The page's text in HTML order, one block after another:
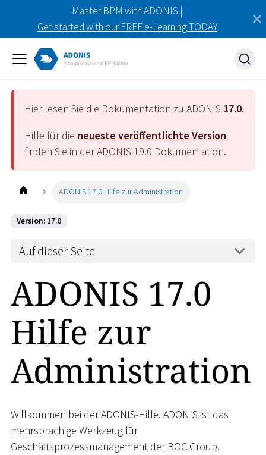
Master BPM with ADONIS |
Get started with our FREE e-Learning TODAY
Hier lesen Sie die Dokumentation zu ADONIS 17.0.
Hilfe für die neueste veröffentlichte Version
finden Sie in der ADONIS 19.0 Dokumentation.
ADONIS 17.0 Hilfe zur Administration
Version: 17.0
Auf dieser Seite
ADONIS 17.0
Hilfe zur
Administration
Willkommen bei der ADONIS-Hilfe. ADONIS ist das
mehrsprachige Werkzeug für
Geschäftsprozessmanagement der BOC Group.